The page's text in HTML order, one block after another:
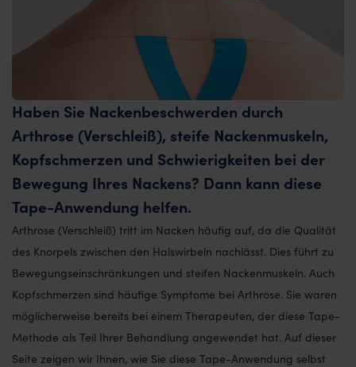
Haben Sie Nackenbeschwerden durch
Arthrose (Verschleiß), steife Nackenmuskeln,
Kopfschmerzen und Schwierigkeiten bei der
Bewegung Ihres Nackens? Dann kann diese
Tape-Anwendung helfen.
Arthrose (Verschleiß) tritt im Nacken häufig auf, da die Qualität
des Knorpels zwischen den Halswirbeln nachlässt. Dies führt zu
Bewegungseinschränkungen und steifen Nackenmuskeln. Auch
Kopfschmerzen sind häufige Symptome bei Arthrose. Sie waren
möglicherweise bereits bei einem Therapeuten, der diese Tape-
Methode als Teil Ihrer Behandlung angewendet hat. Auf dieser
Seite zeigen wir Ihnen, wie Sie diese Tape-Anwendung selbst